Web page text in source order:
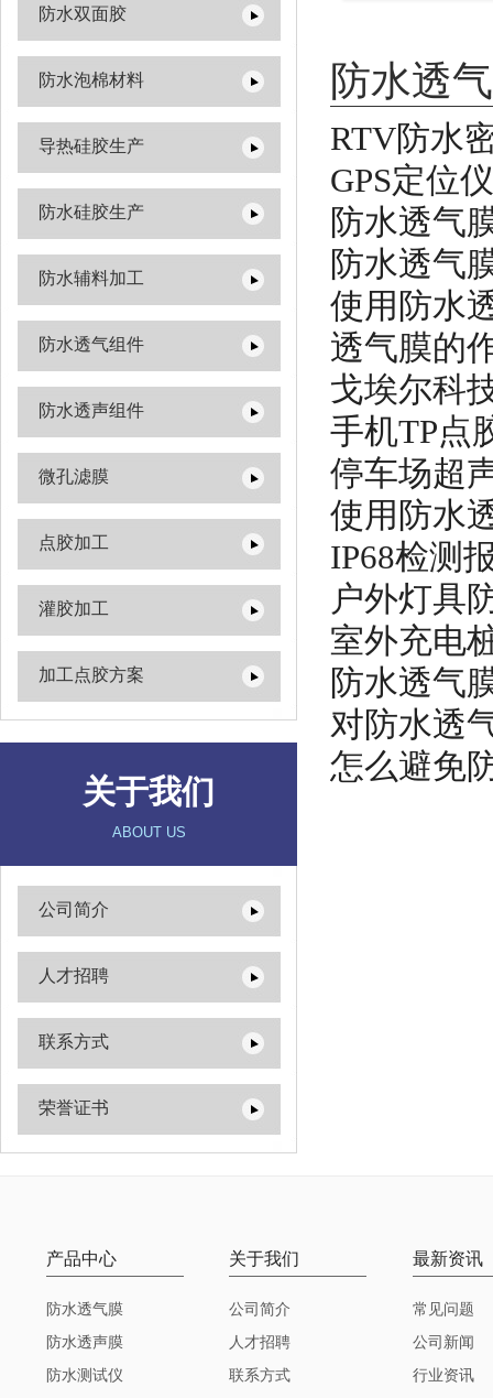
防水双面胶
防水泡棉材料
导热硅胶生产
防水硅胶生产
防水辅料加工
防水透气组件
防水透声组件
微孔滤膜
点胶加工
灌胶加工
加工点胶方案
关于我们
ABOUT US
公司简介
人才招聘
联系方式
荣誉证书
防水透
RTV防水
GPS定位
防水透气
防水透气
使用防水
透气膜的
戈埃尔科
手机TP点
停车场超
使用防水
IP68检测
户外灯具
室外充电
防水透气
对防水透
怎么避免
产品中心
防水透气膜
防水透声膜
防水测试仪
关于我们
公司简介
人才招聘
联系方式
最新资讯
常见问题
公司新闻
行业资讯